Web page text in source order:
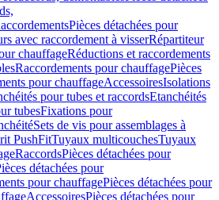
Pièces détachées pour
avec raccordement à visserRépartiteur
chauffageRéductions et raccordements
Raccordements pour chauffagePièces
pour chauffageAccessoiresIsolations
pour tubes et raccordsEtanchéités
tubesFixations pour
Sets de vis pour assemblages à
PushFitTuyaux multicouchesTuyaux
RaccordsPièces détachées pour
détachées pour
pour chauffagePièces détachées pour
AccessoiresPièces détachées pour